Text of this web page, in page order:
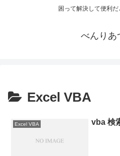
困って解決して便利だ
べんりあ
Excel VBA
Excel VBA vba 検